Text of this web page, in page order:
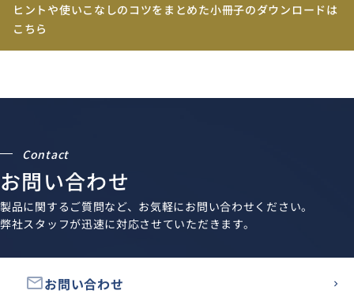
ヒントや使いこなしのコツをまとめた小冊子のダウンロードは
こちら
Contact
お問い合わせ
製品に関するご質問など、お気軽にお問い合わせください。
弊社スタッフが迅速に対応させていただきます。
emailお問い合わせ